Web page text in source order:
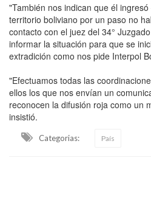
"También nos indican que él
territorio boliviano por un paso no
contacto con el juez del 34°
informar la situación para que se
extradición como nos pide Interpol
"Efectuamos todas las
ellos los que nos envían un
reconocen la difusión roja como un
insistió.
Categorias: País